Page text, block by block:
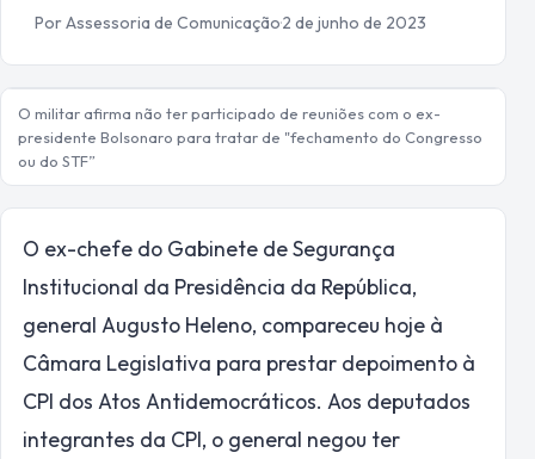
Por Assessoria de Comunicação·2 de junho de 2023
O militar afirma não ter participado de reuniões com o ex-
presidente Bolsonaro para tratar de "fechamento do Congresso
ou do STF”
O ex-chefe do Gabinete de Segurança
Institucional da Presidência da República,
general Augusto Heleno, compareceu hoje à
Câmara Legislativa para prestar depoimento à
CPI dos Atos Antidemocráticos. Aos deputados
integrantes da CPI, o general negou ter